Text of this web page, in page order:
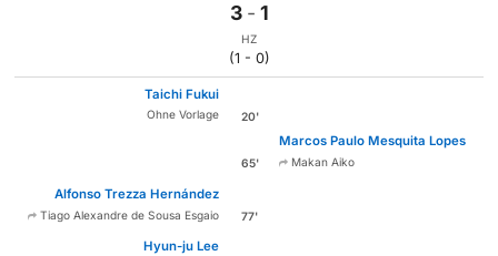
3 - 1
HZ
(1 - 0)
Taichi Fukui
Ohne Vorlage 20'
65'
Marcos Paulo Mesquita Lopes
Makan Aiko
Alfonso Trezza Hernández
Tiago Alexandre de Sousa Esgaio 77'
Hyun-ju Lee